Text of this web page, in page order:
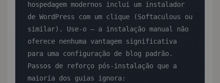
hospedagem modernos inclui um instalador
de WordPress com um clique (Softaculous ou
similar). Use-o — a instalação manual não
oferece nenhuma vantagem significativa
para uma configuração de blog padrão.
Passos de reforço pós-instalação que a
maioria dos guias ignora: